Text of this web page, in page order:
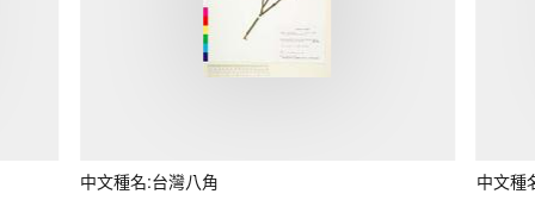
中文種名:台灣八角 中文種